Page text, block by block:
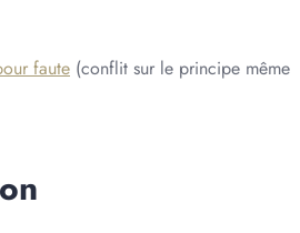
faute (conflit sur le principe même